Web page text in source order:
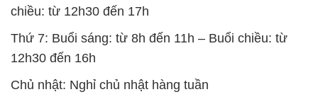
chiều: từ 12h30 đến 17h
Thứ 7: Buổi sáng: từ 8h đến 11h – Buổi chiều: từ
12h30 đến 16h
Chủ nhật: Nghỉ chủ nhật hàng tuần